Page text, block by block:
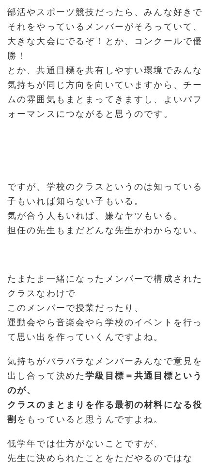
部活やスポーツ競技だったら、みんな好きで
それをやっているメンバーがそろっていて、
大きな大会にでるぞ！とか、コンクールで優
勝！
とか、共通目標を共有しやすい環境でみんな
気持ちが同じ方向を向いていますから、チー
ムの雰囲気もまとまってきますし、よいパフ
ォーマンスにつながると思うのです。
ですが、学校のクラスというのは知っている
子もいれば知らない子もいる。
気が合う人もいれば、嫌なヤツもいる。
担任の先生もまだどんな先生かわからない。
たまたま一緒になったメンバーで構成された
クラスなわけで
このメンバーで授業だったり、
運動会やら音楽会やら学校のイベントを行っ
て思い出を作っていくんですよね。
気持ちがバラバラなメンバーみんなで意見を
出し合って決めた学級目標＝共通目標という
のが、
クラスのまとまりを作る最初の材料になる役
割 をもっていると思うんですよね。
低学年では仕方がないことですが、
先生に決められたことをただやるのではな